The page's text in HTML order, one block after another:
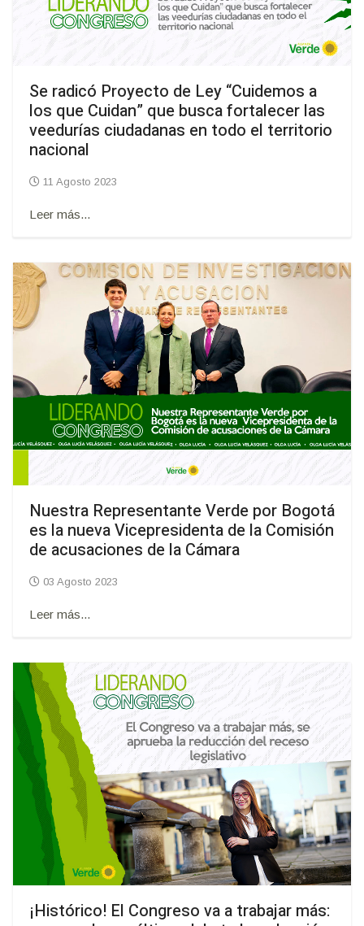
Se radicó Proyecto de Ley “Cuidemos a
los que Cuidan” que busca fortalecer las
veedurías ciudadanas en todo el territorio
nacional
11 Agosto 2023
Leer más...
Nuestra Representante Verde por Bogotá
es la nueva Vicepresidenta de la Comisión
de acusaciones de la Cámara
03 Agosto 2023
Leer más...
¡Histórico! El Congreso va a trabajar más: